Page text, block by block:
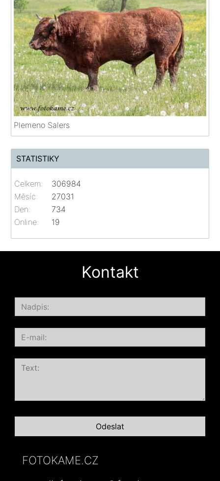
Plemeno Salers
STATISTIKY
Online: 19
Celkem:
306984
Měsíc:
27031
Den:
734
Kontakt
FOTOKAME.CZ